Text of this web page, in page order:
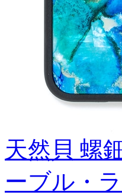
天然貝 螺
ーブル・